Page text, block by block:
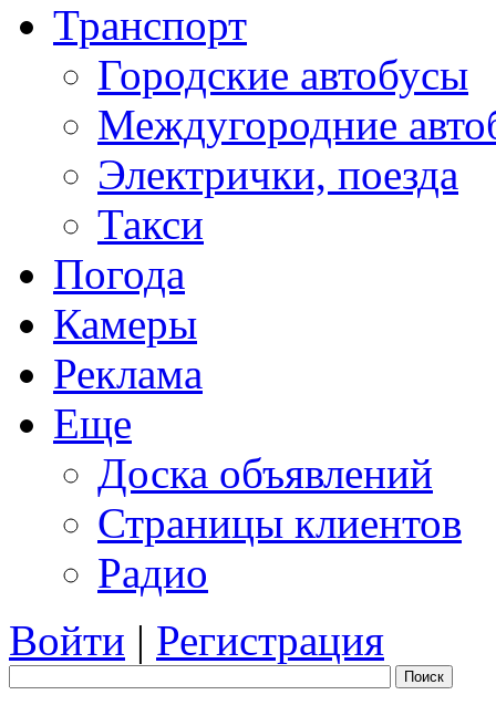
Транспорт
Городские автобусы
Междугородние
Электрички, поезда
Такси
Погода
Камеры
Реклама
Еще
Доска объявлений
Страницы клиентов
Радио
Войти | Регистрация
Поиск